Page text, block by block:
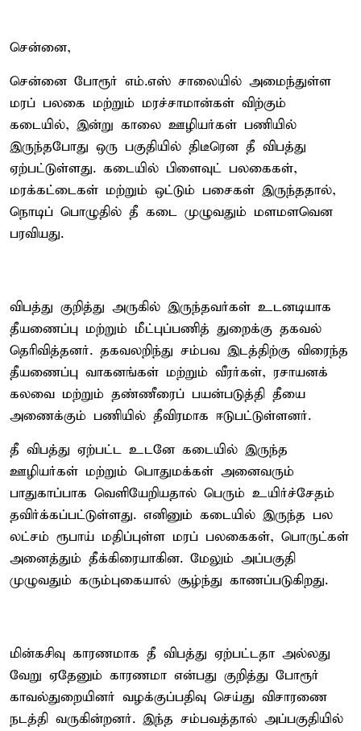
சென்னை,
சென்னை போரூர் எம்.எஸ் சாலையில் அமைந்துள்ள
மரப் பலகை மற்றும் மரச்சாமான்கள் விற்கும்
கடையில், இன்று காலை ஊழியர்கள் பணியில்
இருந்தபோது ஒரு பகுதியில் திடீரென தீ விபத்து
ஏற்பட்டுள்ளது. கடையில் பிளைவுட் பலகைகள்,
மரக்கட்டைகள் மற்றும் ஒட்டும் பசைகள் இருந்ததால்,
நொடிப் பொழுதில் தீ கடை முழுவதும் மளமளவென
பரவியது.
விபத்து குறித்து அருகில் இருந்தவர்கள் உடனடியாக
தீயணைப்பு மற்றும் மீட்புப்பணித் துறைக்கு தகவல்
தெரிவித்தனர். தகவலறிந்து சம்பவ இடத்திற்கு விரைந்த
தீயணைப்பு வாகனங்கள் மற்றும் வீரர்கள், ரசாயனக்
கலவை மற்றும் தண்ணீரைப் பயன்படுத்தி தீயை
அணைக்கும் பணியில் தீவிரமாக ஈடுபட்டுள்ளனர்.
தீ விபத்து ஏற்பட்ட உடனே கடையில் இருந்த
ஊழியர்கள் மற்றும் பொதுமக்கள் அனைவரும்
பாதுகாப்பாக வெளியேறியதால் பெரும் உயிர்ச்சேதம்
தவிர்க்கப்பட்டுள்ளது. எனினும் கடையில் இருந்த பல
லட்சம் ரூபாய் மதிப்புள்ள மரப் பலகைகள், பொருட்கள்
அனைத்தும் தீக்கிரையாகின. மேலும் அப்பகுதி
முழுவதும் கரும்புகையால் சூழ்ந்து காணப்படுகிறது.
மின்கசிவு காரணமாக தீ விபத்து ஏற்பட்டதா அல்லது
வேறு ஏதேனும் காரணமா என்பது குறித்து போரூர்
காவல்துறையினர் வழக்குப்பதிவு செய்து விசாரணை
நடத்தி வருகின்றனர். இந்த சம்பவத்தால் அப்பகுதியில்